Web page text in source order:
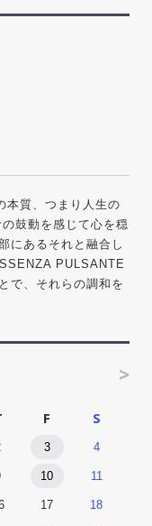
本質、つまり人生の
鼓動を感じて心を穏
にあるそれと融合し
PULSANTE
で、それらの調和を
>
F S
3 4
10 11
17 18